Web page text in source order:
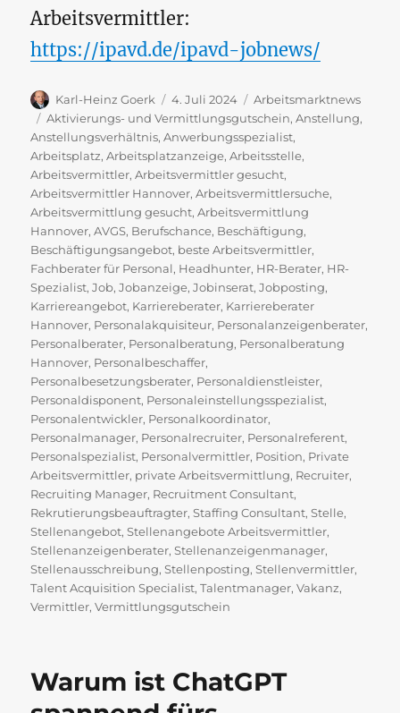
Arbeitsvermittler:
https://ipavd.de/ipavd-jobnews/
Autor
Karl-Heinz Goerk
Veröffentlicht
am
4. Juli 2024 Kategorien
Arbeitsmarktnews
Schlagwörter
Aktivierungs- und Vermittlungsgutschein,Anstellung,
Anstellungsverhältnis,Anwerbungsspezialist,
Arbeitsplatz,Arbeitsplatzanzeige,Arbeitsstelle,
Arbeitsvermittler,Arbeitsvermittler gesucht,
Arbeitsvermittler Hannover,Arbeitsvermittlersuche,
Arbeitsvermittlung gesucht,Arbeitsvermittlung
Hannover,AVGS, Berufschance, Beschäftigung,
Beschäftigungsangebot, beste Arbeitsvermittler,
Fachberater für Personal, Headhunter, HR-Berater, HR-
Spezialist,Job,Jobanzeige,Jobinserat,Jobposting,
Karriereangebot, Karriereberater, Karriereberater
Hannover, Personalakquisiteur, Personalanzeigenberater,
Personalberater, Personalberatung, Personalberatung
Hannover, Personalbeschaffer,
Personalbesetzungsberater, Personaldienstleister,
Personaldisponent, Personaleinstellungsspezialist,
Personalentwickler, Personalkoordinator,
Personalmanager, Personalrecruiter, Personalreferent,
Personalspezialist, Personalvermittler, Position, Private
Arbeitsvermittler, private Arbeitsvermittlung, Recruiter,
Recruiting Manager, Recruitment Consultant,
Rekrutierungsbeauftragter,Staffing Consultant,Stelle,
Stellenangebot,Stellenangebote Arbeitsvermittler,
Stellenanzeigenberater,Stellenanzeigenmanager,
Stellenausschreibung,Stellenposting,Stellenvermittler,
Talent Acquisition Specialist,Talentmanager,Vakanz,
Vermittler,Vermittlungsgutschein
Warum ist ChatGPT